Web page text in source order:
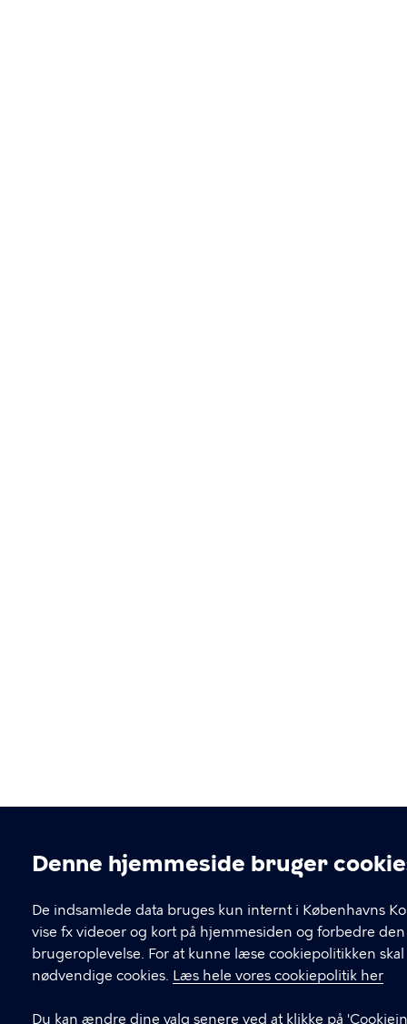
Cookieindstillinger
Denne hjemmeside bruger
De indsamlede data bruges kun internt i Københavns
vise fx videoer og kort på hjemmesiden og forbedre
brugeroplevelse. For at kunne læse cookiepolitikken
nødvendige cookies. Læs hele vores cookiepolitik her
Du kan ændre dine valg senere ved at klikke på